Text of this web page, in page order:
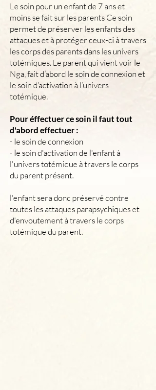
Le soin pour un enfant de 7 ans et
moins se fait sur les parents Ce soin
permet de préserver les enfants des
attaques et à protéger ceux-ci à travers
les corps des parents dans les univers
totémiques. Le parent qui vient voir le
Nga, fait d’abord le soin de connexion et
le soin d’activation à l’univers
totémique.
Pour éffectuer ce soin il faut tout
d'abord effectuer :
- le soin de connexion
- le soin d'activation de l'enfant à
l'univers totémique à travers le corps
du parent présent.
l'enfant sera donc préservé contre
toutes les attaques parapsychiques et
d'envoutement à travers le corps
totémique du parent.